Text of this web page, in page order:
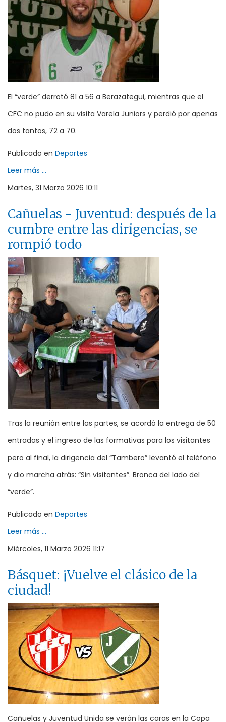
El “verde” derrotó 81 a 56 a Berazategui, mientras que el
CFC no pudo en su visita Varela Juniors y perdió por apenas
dos tantos, 72 a 70.
Publicado en Deportes
Leer más ...
Martes, 31 Marzo 2026 10:11
Cañuelas - Juventud: después de la
cumbre entre las dirigencias, se
rompió todo
Tras la reunión entre las partes, se acordó la entrega de 50
entradas y el ingreso de las formativas para los visitantes
pero al final, la dirigencia del “Tambero” levantó el teléfono
y dio marcha atrás: “Sin visitantes”. Bronca del lado del
“verde”.
Publicado en Deportes
Leer más ...
Miércoles, 11 Marzo 2026 11:17
Básquet: ¡Vuelve el clásico de la
ciudad!
Cañuelas y Juventud Unida se verán las caras en la Copa